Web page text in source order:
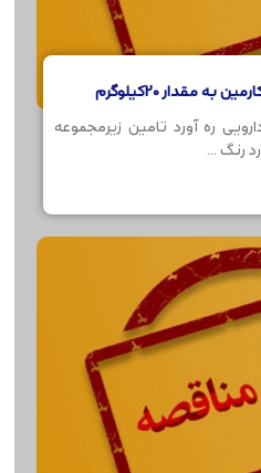
مقدار 20کیلوگرم
ره آورد تامین زیرمجموعه
رنگ ...